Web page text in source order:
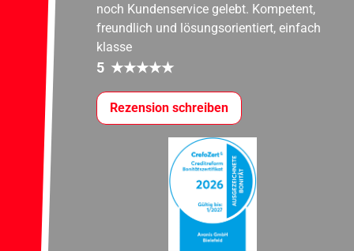
noch Kundenservice gelebt. Kompetent,
freundlich und lösungsorientiert, einfach
klasse
5 ★★★★★
Rezension schreiben